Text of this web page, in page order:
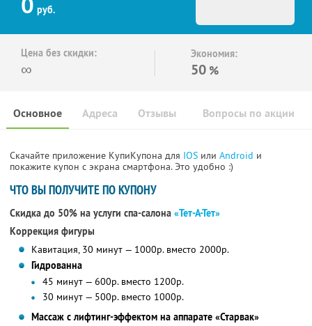
руб.
Цена без скидки:
∞
Экономия:
50 %
Основное Отзывы Вопросы по акции
Адреса
Скачайте приложение КупиКупона для IOS или Android и
покажите купон с экрана смартфона. Это удобно :)
ЧТО ВЫ ПОЛУЧИТЕ ПО КУПОНУ
Скидка до 50% на услуги спа-салона «Тет-А-Тет»
Коррекция фигуры
Кавитация, 30 минут — 1000р. вместо 2000р.
Гидрованна
45 минут — 600р. вместо 1200р.
30 минут — 500р. вместо 1000р.
Массаж с лифтинг-эффектом на аппарате «Старвак»